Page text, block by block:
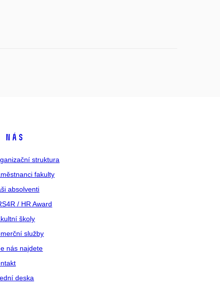
nás
struktura
fakulty
absolventi
/ HR Award
školy
služby
nás najdete
deska